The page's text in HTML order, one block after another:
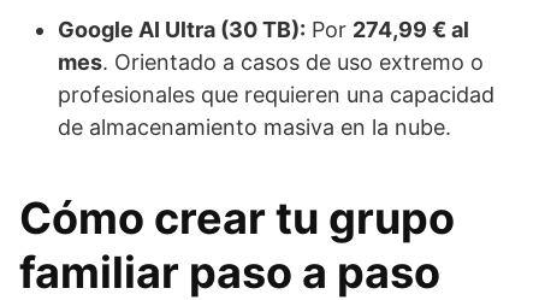
Google AI Ultra (30 TB): Por 274,99 € al
mes. Orientado a casos de uso extremo o
profesionales que requieren una capacidad
de almacenamiento masiva en la nube.
Cómo crear tu grupo
familiar paso a paso